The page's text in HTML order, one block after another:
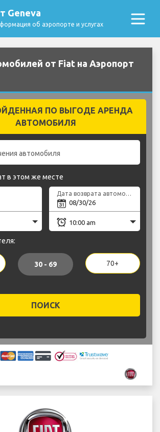
Geneva
об аэропорте и услугах
от Fiat на Аэропорт
ПО ВЫГОДЕ АРЕНДА
АВТОМОБИЛЯ
автомобиля
в этом же месте
Дата возврата автомобиля
30 - 69 70+
ПОИСК